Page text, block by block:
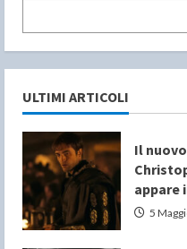
ULTIMI ARTICOLI
Il
appare
5